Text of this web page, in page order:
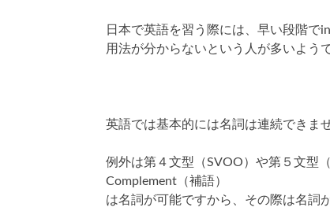
日本で英語を習う際には、早い段階で
用法が分からないという人が多いよう
英語では基本的には名詞は連続できま
例外は第４文型（SVOO）や第５文型
Complement（補語）
は名詞が可能ですから、その際は名詞